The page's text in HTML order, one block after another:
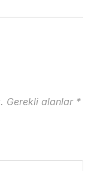
Gerekli alanlar *